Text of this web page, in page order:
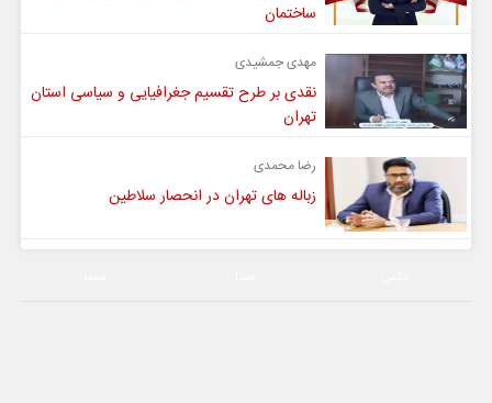
ساختمان
مهدی جمشیدی
نقدی بر طرح تقسیم جغرافیایی و سیاسی استان
تهران
رضا محمدی
زباله های تهران در انحصار سلاطین